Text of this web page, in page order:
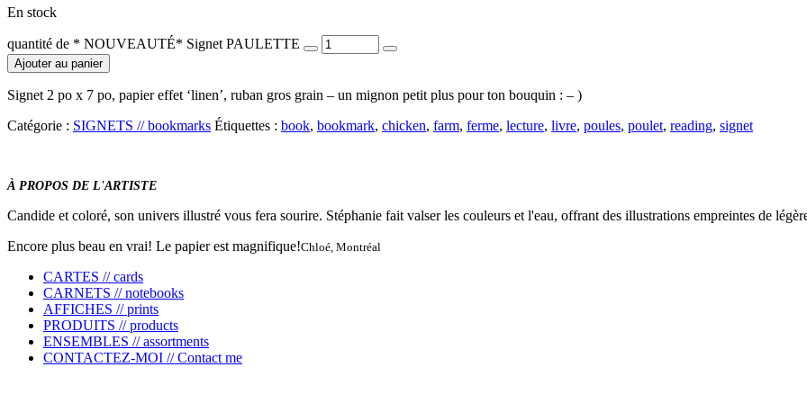
En stock
quantité de * NOUVEAUTÉ* Signet PAULETTE
Ajouter au panier
Signet 2 po x 7 po, papier effet ‘linen’, ruban gros grain – un mignon petit plus pour ton bouquin : – )
Catégorie : SIGNETS // bookmarks Étiquettes : book, bookmark, chicken, farm, ferme, lecture, livre, poules, poulet, reading, signet
À PROPOS DE L'ARTISTE
Candide et coloré, son univers illustré vous fera sourire. Stéphanie fait valser les couleurs et l'eau, offrant des illustrations empreintes de
Encore plus beau en vrai! Le papier est magnifique!Chloé, Montréal
CARTES // cards
CARNETS // notebooks
AFFICHES // prints
PRODUITS // products
ENSEMBLES // assortments
CONTACTEZ-MOI // Contact me